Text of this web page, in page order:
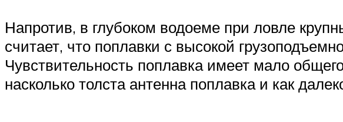
Напротив, в глубоком водоеме при ловле
считает, что поплавки с высокой
Чувствительность поплавка имеет мало
насколько толста антенна поплавка и как